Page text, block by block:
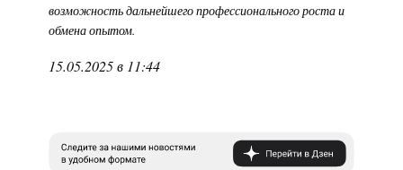
возможность дальнейшего профессионального роста и
обмена опытом.
15.05.2025 в 11:44